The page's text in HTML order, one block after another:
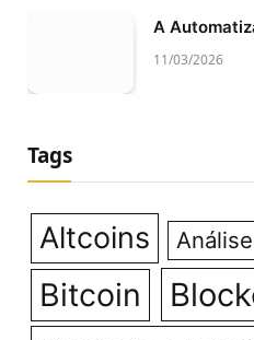
A
11/03/2026
Tags
Altcoins Análise
Bitcoin